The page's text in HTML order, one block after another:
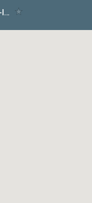
ZAC du Haut-Val - Crosville-la-Vieille